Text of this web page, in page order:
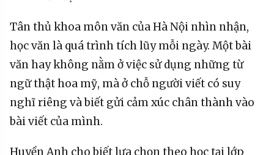
Tân thủ khoa môn văn của Hà Nội nhìn nhận,
học văn là quá trình tích lũy mỗi ngày. Một bài
văn hay không nằm ở việc sử dụng những từ
ngữ thật hoa mỹ, mà ở chỗ người viết có suy
nghĩ riêng và biết gửi cảm xúc chân thành vào
bài viết của mình.
Huyền Anh cho biết lựa chọn theo học tại lớp